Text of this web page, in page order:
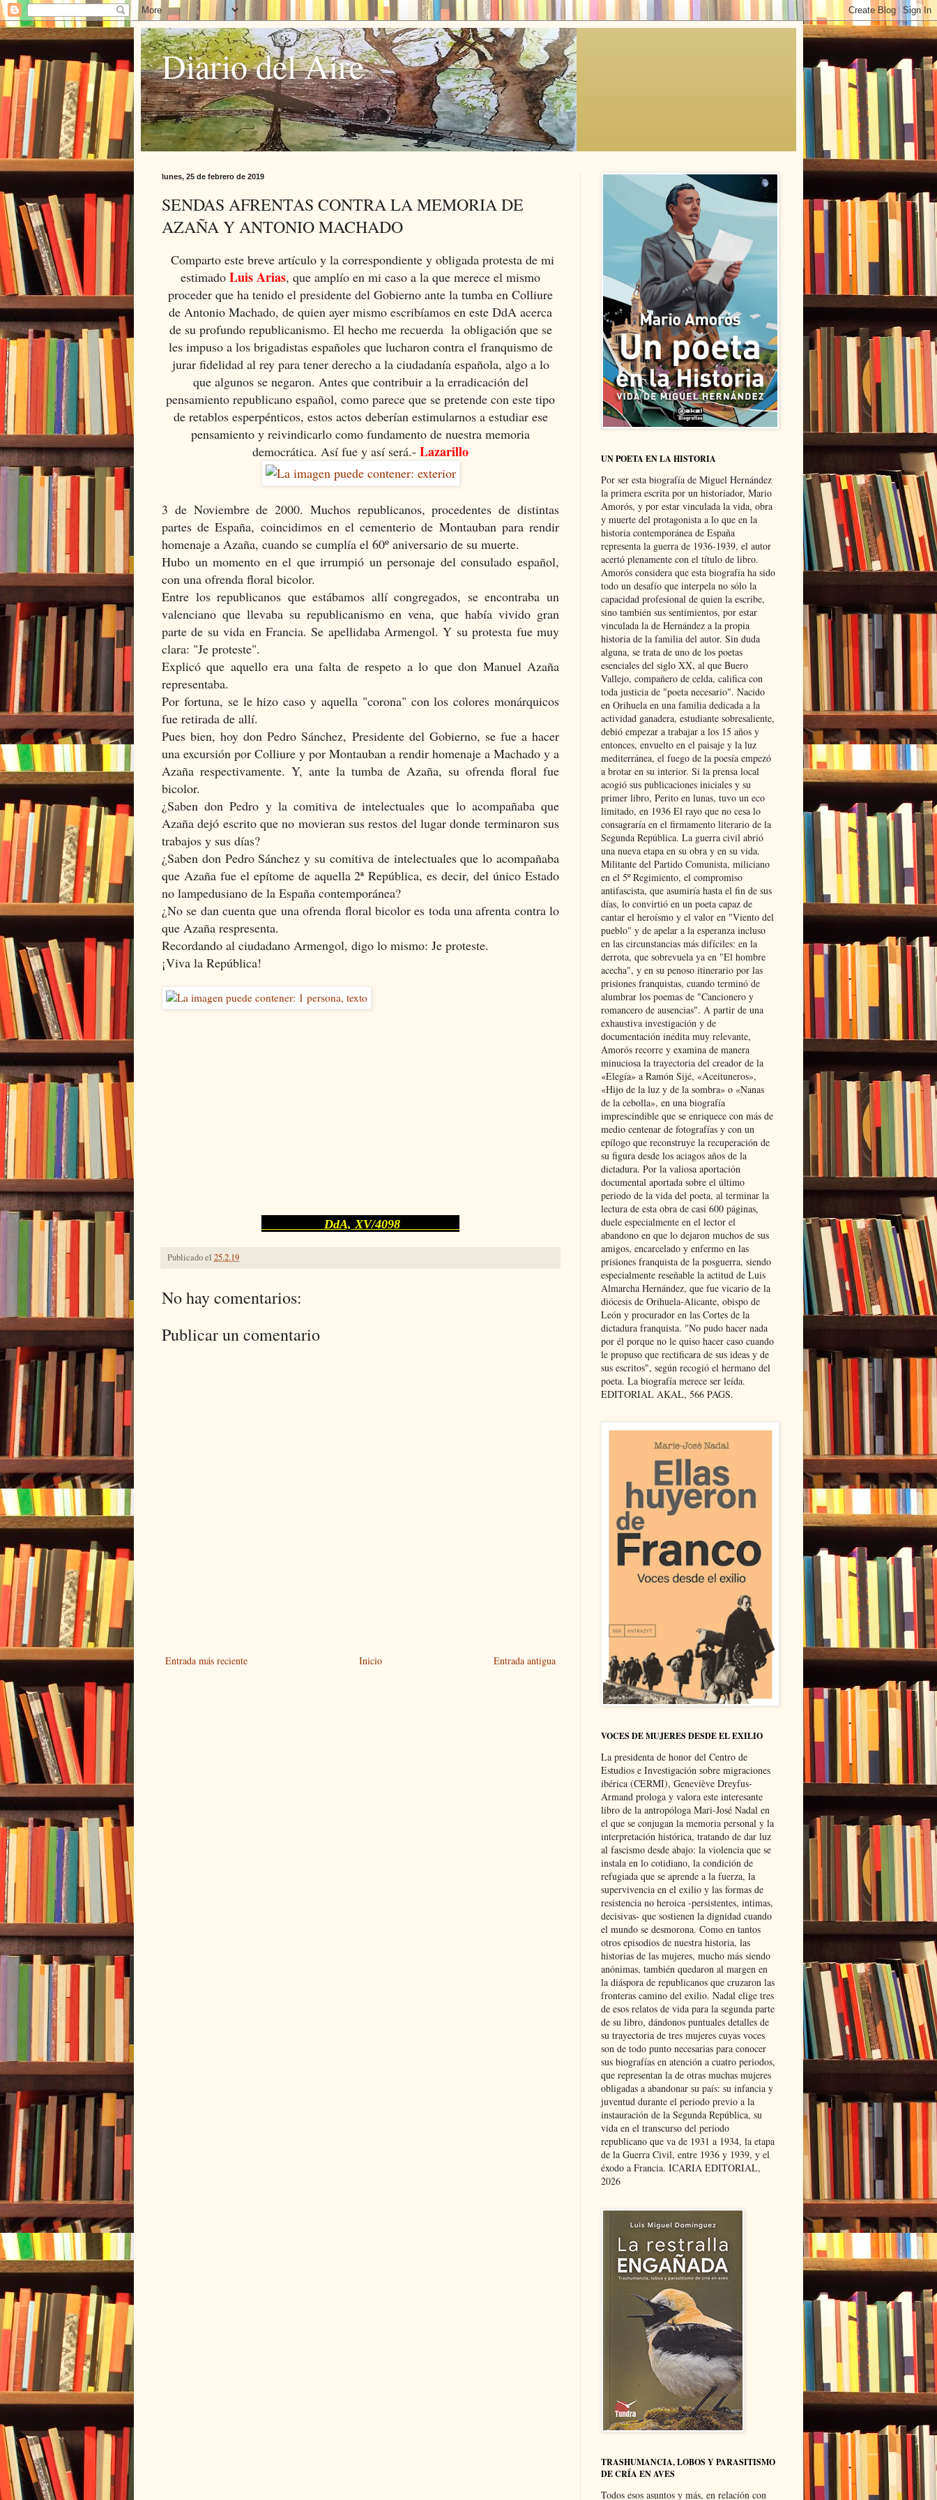
Diario del Aire
lunes, 25 de febrero de 2019
SENDAS AFRENTAS CONTRA LA MEMORIA DE
AZAÑA Y ANTONIO MACHADO
Comparto este breve artículo y la correspondiente y obligada protesta de mi
estimado Luis Arias, que amplío en mi caso a la que merece el mismo
proceder que ha tenido el presidente del Gobierno ante la tumba en Colliure
de Antonio Machado, de quien ayer mismo escribíamos en este DdA acerca
de su profundo republicanismo. El hecho me recuerda la obligación que se
les impuso a los brigadistas españoles que lucharon contra el franquismo de
jurar fidelidad al rey para tener derecho a la ciudadanía española, algo a lo
que algunos se negaron. Antes que contribuir a la erradicación del
pensamiento republicano español, como parece que se pretende con este tipo
de retablos esperpénticos, estos actos deberían estimularnos a estudiar ese
pensamiento y reivindicarlo como fundamento de nuestra memoria
democrática. Así fue y así será.- Lazarillo
3 de Noviembre de 2000. Muchos republicanos, procedentes de distintas
partes de España, coincidimos en el cementerio de Montauban para rendir
homenaje a Azaña, cuando se cumplía el 60º aniversario de su muerte.
Hubo un momento en el que irrumpió un personaje del consulado español,
con una ofrenda floral bicolor.
Entre los republicanos que estábamos allí congregados, se encontraba un
valenciano que llevaba su republicanismo en vena, que había vivido gran
parte de su vida en Francia. Se apellidaba Armengol. Y su protesta fue muy
clara: "Je proteste".
Explicó que aquello era una falta de respeto a lo que don Manuel Azaña
representaba.
Por fortuna, se le hizo caso y aquella "corona" con los colores monárquicos
fue retirada de allí.
Pues bien, hoy don Pedro Sánchez, Presidente del Gobierno, se fue a hacer
una excursión por Colliure y por Montauban a rendir homenaje a Machado y a
Azaña respectivamente. Y, ante la tumba de Azaña, su ofrenda floral fue
bicolor.
¿Saben don Pedro y la comitiva de intelectuales que lo acompañaba que
Azaña dejó escrito que no movieran sus restos del lugar donde terminaron sus
trabajos y sus días?
¿Saben don Pedro Sánchez y su comitiva de intelectuales que lo acompañaba
que Azaña fue el epítome de aquella 2ª República, es decir, del único Estado
no lampedusiano de la España contemporánea?
¿No se dan cuenta que una ofrenda floral bicolor es toda una afrenta contra lo
que Azaña respresenta.
Recordando al ciudadano Armengol, digo lo mismo: Je proteste.
¡Viva la República!
DdA, XV/4098
Publicado el 25.2.19
No hay comentarios:
Publicar un comentario
Entrada más reciente Entrada antigua
Inicio
UN POETA EN LA HISTORIA
Por ser esta biografía de Miguel Hernández
la primera escrita por un historiador, Mario
Amorós, y por estar vinculada la vida, obra
y muerte del protagonista a lo que en la
historia contemporánea de España
representa la guerra de 1936-1939, el autor
acertó plenamente con el título de libro.
Amorós considera que esta biografía ha sido
todo un desafío que interpela no sólo la
capacidad profesional de quien la escribe,
sino también sus sentimientos, por estar
vinculada la de Hernández a la propia
historia de la familia del autor. Sin duda
alguna, se trata de uno de los poetas
esenciales del siglo XX, al que Buero
Vallejo, compañero de celda, califica con
toda justicia de "poeta necesario". Nacido
en Orihuela en una familia dedicada a la
actividad ganadera, estudiante sobresaliente,
debió empezar a trabajar a los 15 años y
entonces, envuelto en el paisaje y la luz
mediterránea, el fuego de la poesía empezó
a brotar en su interior. Si la prensa local
acogió sus publicaciones iniciales y su
primer libro, Perito en lunas, tuvo un eco
limitado, en 1936 El rayo que no cesa lo
consagraría en el firmamento literario de la
Segunda República. La guerra civil abrió
una nueva etapa en su obra y en su vida.
Militante del Partido Comunista, miliciano
en el 5º Regimiento, el compromiso
antifascista, que asumiría hasta el fin de sus
días, lo convirtió en un poeta capaz de
cantar el heroísmo y el valor en "Viento del
pueblo" y de apelar a la esperanza incluso
en las circunstancias más difíciles: en la
derrota, que sobrevuela ya en "El hombre
acecha", y en su penoso itinerario por las
prisiones franquistas, cuando terminó de
alumbrar los poemas de "Cancionero y
romancero de ausencias". A partir de una
exhaustiva investigación y de
documentación inédita muy relevante,
Amorós recorre y examina de manera
minuciosa la trayectoria del creador de la
«Elegía» a Ramón Sijé, «Aceituneros»,
«Hijo de la luz y de la sombra» o «Nanas
de la cebolla», en una biografía
imprescindible que se enriquece con más de
medio centenar de fotografías y con un
epílogo que reconstruye la recuperación de
su figura desde los aciagos años de la
dictadura. Por la valiosa aportación
documental aportada sobre el último
periodo de la vida del poeta, al terminar la
lectura de esta obra de casi 600 páginas,
duele especialmente en el lector el
abandono en que lo dejaron muchos de sus
amigos, encarcelado y enfermo en las
prisiones franquista de la posguerra, siendo
especialmente reseñable la actitud de Luis
Almarcha Hernández, que fue vicario de la
diócesis de Orihuela-Alicante, obispo de
León y procurador en las Cortes de la
dictadura franquista. "No pudo hacer nada
por él porque no le quiso hacer caso cuando
le propuso que rectificara de sus ideas y de
sus escritos", según recogió el hermano del
poeta. La biografía merece ser leída.
EDITORIAL AKAL, 566 PAGS.
VOCES DE MUJERES DESDE EL EXILIO
La presidenta de honor del Centro de
Estudios e Investigación sobre migraciones
ibérica (CERMI), Geneviève Dreyfus-
Armand prologa y valora este interesante
libro de la antropóloga Mari-José Nadal en
el que se conjugan la memoria personal y la
interpretación histórica, tratando de dar luz
al fascismo desde abajo: la violencia que se
instala en lo cotidiano, la condición de
refugiada que se aprende a la fuerza, la
supervivencia en el exilio y las formas de
resistencia no heroica -persistentes, intimas,
decisivas- que sostienen la dignidad cuando
el mundo se desmorona. Como en tantos
otros episodios de nuestra historia, las
historias de las mujeres, mucho más siendo
anónimas, también quedaron al margen en
la diáspora de republicanos que cruzaron las
fronteras camino del exilio. Nadal elige tres
de esos relatos de vida para la segunda parte
de su libro, dándonos puntuales detalles de
su trayectoria de tres mujeres cuyas voces
son de todo punto necesarias para conocer
sus biografías en atención a cuatro periodos,
que representan la de otras muchas mujeres
obligadas a abandonar su país: su infancia y
juventud durante el periodo previo a la
instauración de la Segunda República, su
vida en el transcurso del periodo
republicano que va de 1931 a 1934, la etapa
de la Guerra Civil, entre 1936 y 1939, y el
éxodo a Francia. ICARIA EDITORIAL,
2026
TRASHUMANCIA, LOBOS Y PARASITISMO
DE CRÍA EN AVES
Todos esos asuntos y más, en relación con